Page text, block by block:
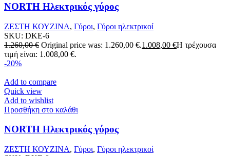
NORTH Ηλεκτρικός γύρος
ΖΕΣΤΗ ΚΟΥΖΙΝΑ, Γύροι, Γύροι ηλεκτρικοί
SKU: DKE-6
1.260,00€ Original price was: 1.260,00 €.1.008,00 €Η τρέχουσα
τιμή είναι: 1.008,00 €.
-20%
Add to compare
Quick view
Add to wishlist
Προσθήκη στο καλάθι
NORTH Ηλεκτρικός γύρος
ΖΕΣΤΗ ΚΟΥΖΙΝΑ, Γύροι, Γύροι ηλεκτρικοί